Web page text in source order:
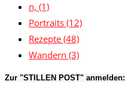
n, (1)
Portraits (12)
Rezepte (48)
Wandern (3)
Zur "STILLEN POST" anmelden: